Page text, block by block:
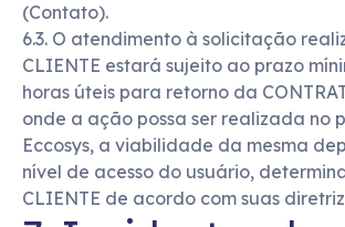
(Contato).
6.3. O atendimento à solicitação
CLIENTE estará sujeito ao prazo
horas úteis para retorno da
onde a ação possa ser realizada no
Eccosys, a viabilidade da mesma
nível de acesso do usuário,
CLIENTE de acordo com suas